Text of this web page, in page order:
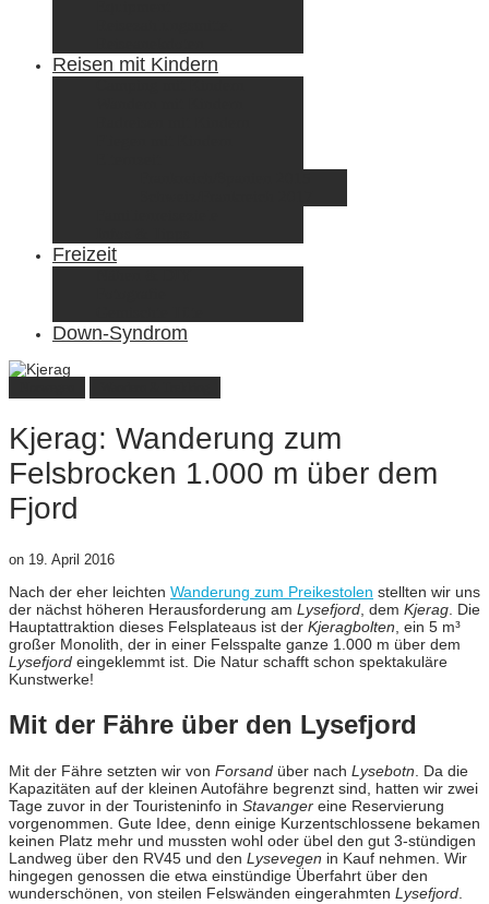
Reisen mit Kindern
Freizeit
Down-Syndrom
Kjerag: Wanderung zum
Felsbrocken 1.000 m über dem
Fjord
on 19. April 2016
Nach der eher leichten Wanderung zum Preikestolen stellten wir uns
der nächst höheren Herausforderung am Lysefjord, dem Kjerag. Die
Hauptattraktion dieses Felsplateaus ist der Kjeragbolten, ein 5 m³
großer Monolith, der in einer Felsspalte ganze 1.000 m über dem
Lysefjord eingeklemmt ist. Die Natur schafft schon spektakuläre
Kunstwerke!
Mit der Fähre über den Lysefjord
Mit der Fähre setzten wir von Forsand über nach Lysebotn. Da die
Kapazitäten auf der kleinen Autofähre begrenzt sind, hatten wir zwei
Tage zuvor in der Touristeninfo in Stavanger eine Reservierung
vorgenommen. Gute Idee, denn einige Kurzentschlossene bekamen
keinen Platz mehr und mussten wohl oder übel den gut 3-stündigen
Landweg über den RV45 und den Lysevegen in Kauf nehmen. Wir
hingegen genossen die etwa einstündige Überfahrt über den
wunderschönen, von steilen Felswänden eingerahmten Lysefjord.